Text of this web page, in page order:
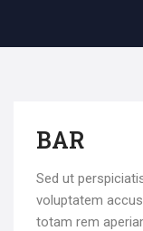
BAR
Sed ut
voluptatem
totam rem